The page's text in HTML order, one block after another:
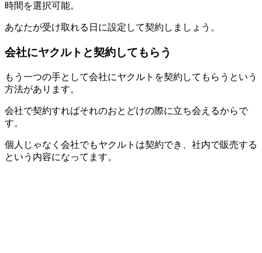
時間を選択可能。
あなたが受け取れる日に設定して契約しましょう。
会社にヤクルトと契約してもらう
もう一つの手として会社にヤクルトを契約してもらう という
方法があります。
会社で契約すればそれのおとどけの際に立ち会えるからで
す。
個人じゃなく会社でもヤクルトは契約でき、社内で販売する
という内容になってます。